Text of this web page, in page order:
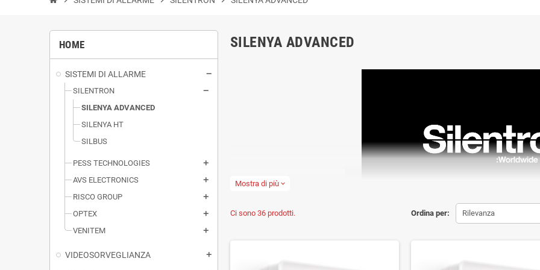
HOME
SISTEMI DI ALLARME
SILENTRON
SILENYA ADVANCED
SILENYA HT
SILBUS
PESS TECHNOLOGIES
AVS ELECTRONICS
RISCO GROUP
OPTEX
VENITEM
VIDEOSORVEGLIANZA
SILENYA ADVANCED
Mostra di più expand_more
Ordina per: Rilevanza
Ci sono 36 prodotti.